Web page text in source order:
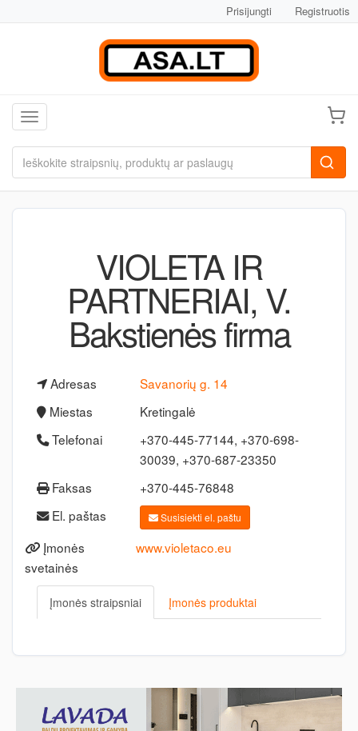
Prisijungti Registruotis
Toggle navigation
VIOLETA IR
PARTNERIAI, V.
Bakstienės firma
Adresas
Savanorių g. 14
Miestas
Kretingalė
Telefonai
+370-445-77144, +370-698-
30039, +370-687-23350
Faksas
+370-445-76848
El. paštas
Susisiekti el. paštu
Įmonės
svetainės
www.violetaco.eu
Įmonės straipsniai Įmonės produktai